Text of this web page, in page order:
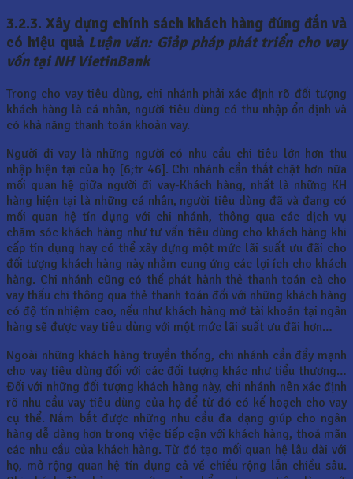
3.2.3. Xây dựng chính sách khách hàng đúng đắn và
có hiệu quả Luận văn: Giảp pháp phát triển cho vay
vốn tại NH VietinBank
Trong cho vay tiêu dùng, chi nhánh phải xác định rõ đối tượng
khách hàng là cá nhân, người tiêu dùng có thu nhập ổn định và
có khả năng thanh toán khoản vay.
Người đi vay là những người có nhu cầu chi tiêu lớn hơn thu
nhập hiện tại của họ [6;tr 46]. Chi nhánh cần thắt chặt hơn nữa
mối quan hệ giữa người đi vay-Khách hàng, nhất là những KH
hàng hiện tại là những cá nhân, người tiêu dùng đã và đang có
mối quan hệ tín dụng với chi nhánh, thông qua các dịch vụ
chăm sóc khách hàng như tư vấn tiêu dùng cho khách hàng khi
cấp tín dụng hay có thể xây dựng một mức lãi suất ưu đãi cho
đối tượng khách hàng này nhằm cung ứng các lợi ích cho khách
hàng. Chi nhánh cũng có thể phát hành thẻ thanh toán cà cho
vay thấu chi thông qua thẻ thanh toán đối với những khách hàng
có độ tín nhiệm cao, nếu như khách hàng mở tài khoản tại ngân
hàng sẽ được vay tiêu dùng với một mức lãi suất ưu đãi hơn…
Ngoài những khách hàng truyền thống, chi nhánh cần đẩy mạnh
cho vay tiêu dùng đối với các đối tượng khác như tiểu thương…
Đối với những đối tượng khách hàng này, chi nhánh nên xác định
rõ nhu cầu vay tiêu dùng của họ để từ đó có kế hoạch cho vay
cụ thể. Nắm bắt được những nhu cầu đa dạng giúp cho ngân
hàng dễ dàng hơn trong việc tiếp cận với khách hàng, thoả mãn
các nhu cầu của khách hàng. Từ đó tạo mối quan hệ lâu dài với
họ, mở rộng quan hệ tín dụng cả về chiều rộng lẫn chiều sâu.